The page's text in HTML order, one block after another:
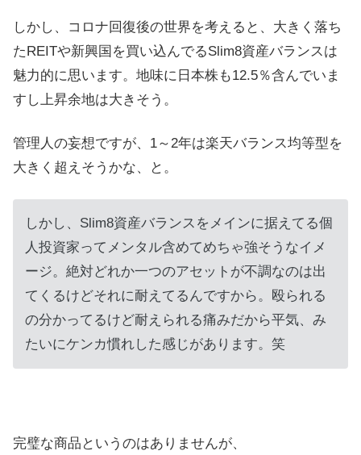
しかし、コロナ回復後の世界を考えると、大きく落ち
たREITや新興国を買い込んでるSlim8資産バランスは
魅力的に思います。地味に日本株も12.5％含んでいま
すし上昇余地は大きそう。
管理人の妄想ですが、1～2年は楽天バランス均等型を
大きく超えそうかな、と。
しかし、Slim8資産バランスをメインに据えてる個
人投資家ってメンタル含めてめちゃ強そうなイメ
ージ。絶対どれか一つのアセットが不調なのは出
てくるけどそれに耐えてるんですから。殴られる
の分かってるけど耐えられる痛みだから平気、み
たいにケンカ慣れした感じがあります。笑
完璧な商品というのはありませんが、